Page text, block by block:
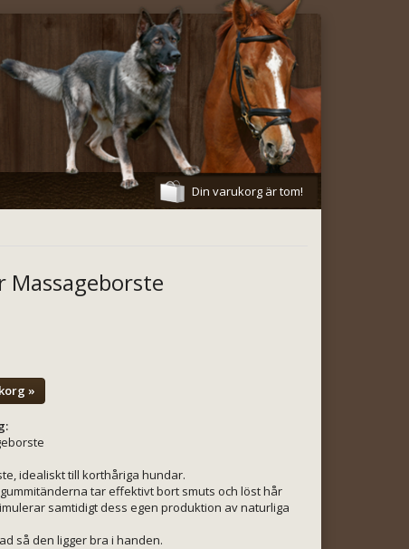
Din varukorg är tom!
Massageborste
»
idealiskt till korthåriga hundar.
tar effektivt bort smuts och löst hår
samtidigt dess egen produktion av naturliga
så den ligger bra i handen.